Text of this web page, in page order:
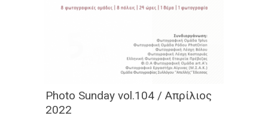
Photo Sunday vol.104 / Απρίλιος
2022